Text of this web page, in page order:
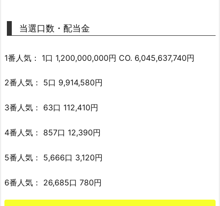
当選口数・配当金
1番人気： 1口 1,200,000,000円 CO. 6,045,637,740円
2番人気： 5口 9,914,580円
3番人気： 63口 112,410円
4番人気： 857口 12,390円
5番人気： 5,666口 3,120円
6番人気： 26,685口 780円